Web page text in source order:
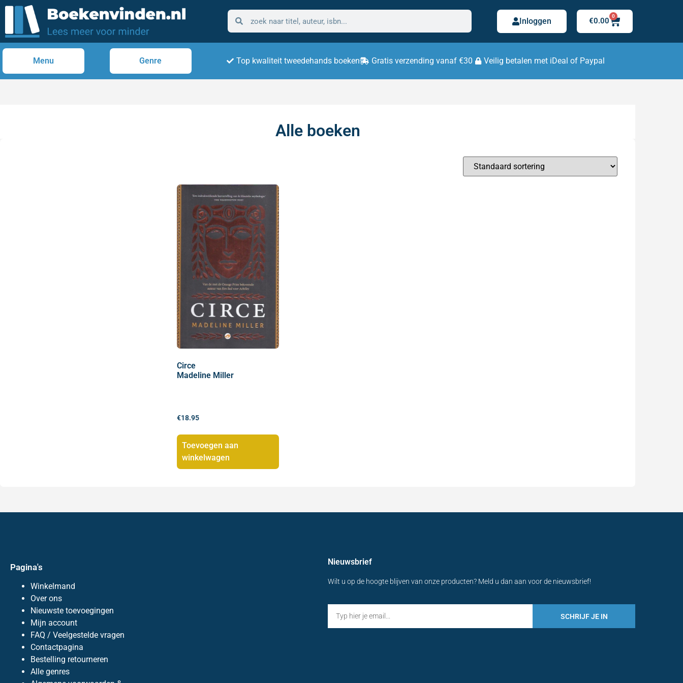
Inloggen €0.00
0
Menu Genre Top kwaliteit tweedehands boeken Gratis verzending vanaf €30 Veilig betalen met iDeal of Paypal
Alle boeken
Circe
Madeline Miller
€18.95
Toevoegen aan
winkelwagen
Pagina's
Winkelmand
Over ons
Nieuwste toevoegingen
Mijn account
FAQ / Veelgestelde vragen
Contactpagina
Bestelling retourneren
Alle genres
Nieuwsbrief
Wilt u op de hoogte blijven van onze producten? Meld u dan aan voor de nieuwsbrief!
SCHRIJF JE IN